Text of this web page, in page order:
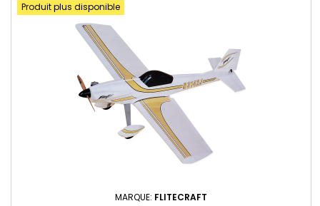
Produit plus disponible
MARQUE: FLITECRAFT